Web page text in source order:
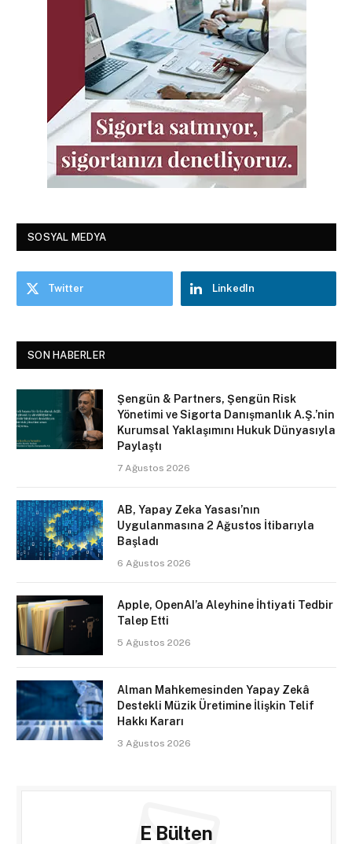
SOSYAL MEDYA
Twitter LinkedIn
SON HABERLER
Şengün & Partners, Şengün Risk
Yönetimi ve Sigorta Danışmanlık A.Ş.’nin
Kurumsal Yaklaşımını Hukuk Dünyasıyla
Paylaştı
7 Ağustos 2026
AB, Yapay Zeka Yasası’nın
Uygulanmasına 2 Ağustos İtibarıyla
Başladı
6 Ağustos 2026
Apple, OpenAI’a Aleyhine İhtiyati Tedbir
Talep Etti
5 Ağustos 2026
Alman Mahkemesinden Yapay Zekâ
Destekli Müzik Üretimine İlişkin Telif
Hakkı Kararı
3 Ağustos 2026
E Bülten